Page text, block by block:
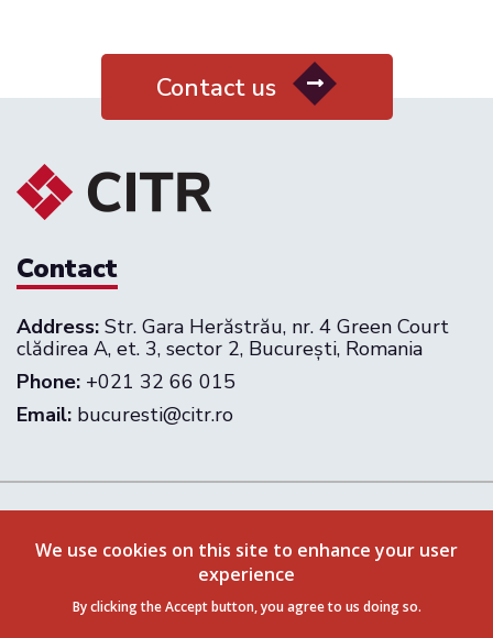
Contact us
Contact
Address: Str. Gara Herăstrău, nr. 4 Green Court
clădirea A, et. 3, sector 2, București, Romania
Phone: +021 32 66 015
Email: bucuresti@citr.ro
Follow us on:
Privacy Policy
Terms & Conditions
We use cookies on this site to enhance your user
experience
By clicking the Accept button, you agree to us doing so.